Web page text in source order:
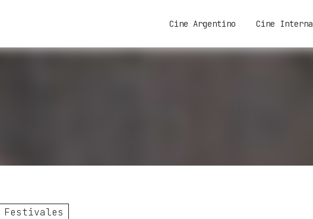
Cine Argentino Cine
Festivales